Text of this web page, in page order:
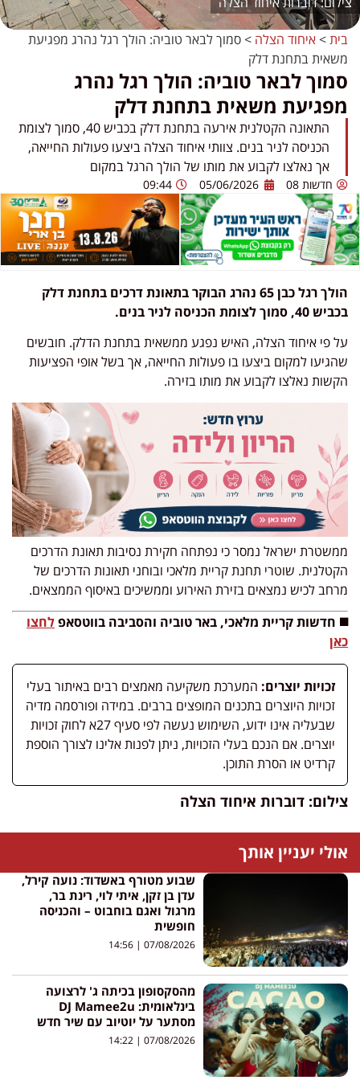
בית>איחוד הצלה >סמוך לבאר טוביה: הולך רגל נהרג מפגיעת
משאית בתחנת דלק
סמוך לבאר טוביה: הולך רגל נהרג
מפגיעת משאית בתחנת דלק
התאונה הקטלנית אירעה בתחנת דלק בכביש 40, סמוך לצומת
הכניסה לניר בנים. צוותי איחוד הצלה ביצעו פעולות החייאה,
אך נאלצו לקבוע את מותו של הולך הרגל במקום
חדשות 08 05/06/2026
09:44
הולך רגל כבן 65 נהרג הבוקר בתאונת דרכים בתחנת דלק
בכביש 40, סמוך לצומת הכניסה לניר בנים.
על פי איחוד הצלה, האיש נפגע ממשאית בתחנת הדלק. חובשים
שהגיעו למקום ביצעו בו פעולות החייאה, אך בשל אופי הפציעות
הקשות נאלצו לקבוע את מותו בזירה.
ממשטרת ישראל נמסר כי נפתחה חקירת נסיבות תאונת הדרכים
הקטלנית. שוטרי תחנת קריית מלאכי ובוחני תאונות הדרכים של
מרחב לכיש נמצאים בזירת האירוע וממשיכים באיסוף הממצאים.
◼️ חדשות קריית מלאכי, באר טוביה והסביבה בווטסאפלחצו
כאן
זכויות יוצרים: המערכת משקיעה מאמצים רבים באיתור בעלי
זכויות היוצרים בתכנים המופצים ברבים. במידה ופורסמה מדיה
שבעליה אינו ידוע, השימוש נעשה לפי סעיף 27א לחוק זכויות
יוצרים. אם הנכם בעלי הזכויות, ניתן לפנות אלינו לצורך הוספת
קרדיט או הסרת התוכן.
צילום: דוברות איחוד הצלה
אולי יעניין אותך
שבוע מטורף באשדוד: נועה קירל,
עדן בן זקן, איתי לוי, רינת בר,
מרגול ואגם בוחבוט – והכניסה
חופשית
07/08/2026
מהסקסופון בכיתה ג' לרצועה
בינלאומית: DJ Mamee2u
מסתער על יוטיוב עם שיר חדש
07/08/2026